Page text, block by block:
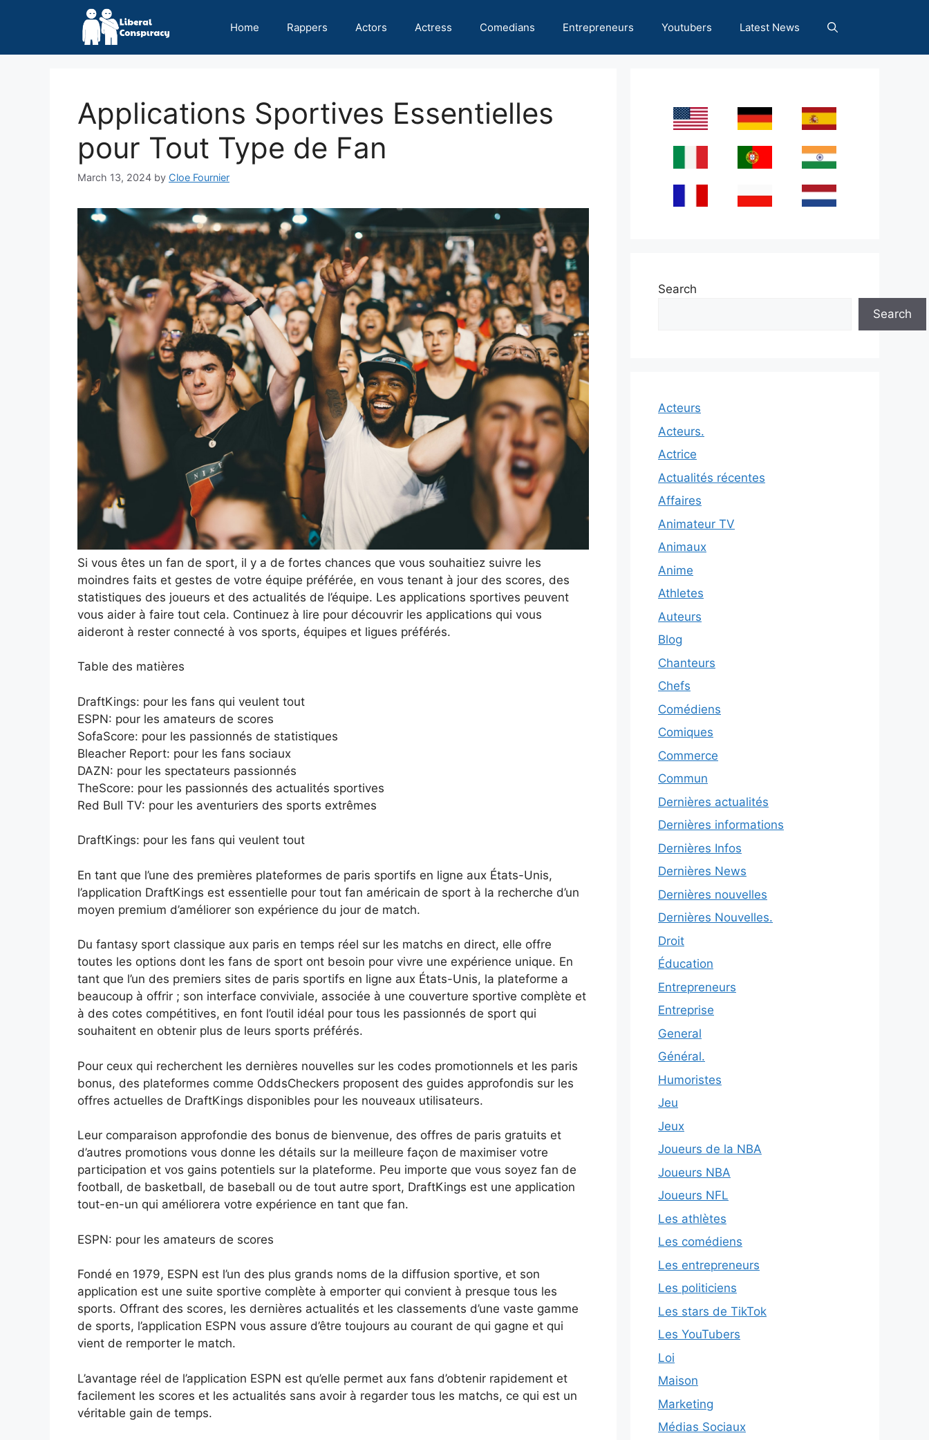
Home Rappers Actors Actress Comedians Entrepreneurs Youtubers Latest News
Applications Sportives Essentielles
pour Tout Type de Fan
March 13, 2024 by Cloe Fournier
Si vous êtes un fan de sport, il y a de fortes chances que vous souhaitiez suivre les
moindres faits et gestes de votre équipe préférée, en vous tenant à jour des scores, des
statistiques des joueurs et des actualités de l’équipe. Les applications sportives peuvent
vous aider à faire tout cela. Continuez à lire pour découvrir les applications qui vous
aideront à rester connecté à vos sports, équipes et ligues préférés.
Table des matières
DraftKings: pour les fans qui veulent tout
ESPN: pour les amateurs de scores
SofaScore: pour les passionnés de statistiques
Bleacher Report: pour les fans sociaux
DAZN: pour les spectateurs passionnés
TheScore: pour les passionnés des actualités sportives
Red Bull TV: pour les aventuriers des sports extrêmes
DraftKings: pour les fans qui veulent tout
En tant que l’une des premières plateformes de paris sportifs en ligne aux États-Unis,
l’application DraftKings est essentielle pour tout fan américain de sport à la recherche d’un
moyen premium d’améliorer son expérience du jour de match.
Du fantasy sport classique aux paris en temps réel sur les matchs en direct, elle offre
toutes les options dont les fans de sport ont besoin pour vivre une expérience unique. En
tant que l’un des premiers sites de paris sportifs en ligne aux États-Unis, la plateforme a
beaucoup à offrir ; son interface conviviale, associée à une couverture sportive complète et
à des cotes compétitives, en font l’outil idéal pour tous les passionnés de sport qui
souhaitent en obtenir plus de leurs sports préférés.
Pour ceux qui recherchent les dernières nouvelles sur les codes promotionnels et les paris
bonus, des plateformes comme OddsCheckers proposent des guides approfondis sur les
offres actuelles de DraftKings disponibles pour les nouveaux utilisateurs.
Leur comparaison approfondie des bonus de bienvenue, des offres de paris gratuits et
d’autres promotions vous donne les détails sur la meilleure façon de maximiser votre
participation et vos gains potentiels sur la plateforme. Peu importe que vous soyez fan de
football, de basketball, de baseball ou de tout autre sport, DraftKings est une application
tout-en-un qui améliorera votre expérience en tant que fan.
ESPN: pour les amateurs de scores
Fondé en 1979, ESPN est l’un des plus grands noms de la diffusion sportive, et son
application est une suite sportive complète à emporter qui convient à presque tous les
sports. Offrant des scores, les dernières actualités et les classements d’une vaste gamme
de sports, l’application ESPN vous assure d’être toujours au courant de qui gagne et qui
vient de remporter le match.
L’avantage réel de l’application ESPN est qu’elle permet aux fans d’obtenir rapidement et
facilement les scores et les actualités sans avoir à regarder tous les matchs, ce qui est un
véritable gain de temps.
Search
Search
Acteurs
Acteurs.
Actrice
Actualités récentes
Affaires
Animateur TV
Animaux
Anime
Athletes
Auteurs
Blog
Chanteurs
Chefs
Comédiens
Comiques
Commerce
Commun
Dernières actualités
Dernières informations
Dernières Infos
Dernières News
Dernières nouvelles
Dernières Nouvelles.
Droit
Éducation
Entrepreneurs
Entreprise
General
Général.
Humoristes
Jeu
Jeux
Joueurs de la NBA
Joueurs NBA
Joueurs NFL
Les athlètes
Les comédiens
Les entrepreneurs
Les politiciens
Les stars de TikTok
Les YouTubers
Loi
Maison
Marketing
Médias Sociaux